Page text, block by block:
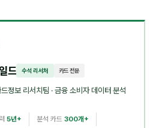
드 수석 리서처 카드 전문
정보 리서치팀 · 금융 소비자 데이터 분석
5년+ 분석 카드 300개+